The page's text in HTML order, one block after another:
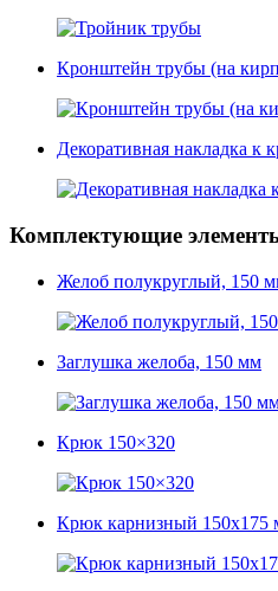
Кронштейн трубы (на
Декоративная накладка к
Комплектующие
Желоб полукруглый, 150
Заглушка желоба, 150 мм
Крюк 150×320
Крюк карнизный 150х175